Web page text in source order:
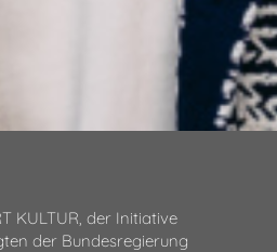
KULTUR, der Initiative
der Bundesregierung